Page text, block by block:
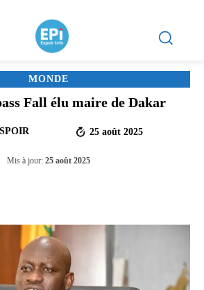
MONDE
Fall élu maire de Dakar
25 août 2025
Mis à jour: 25 août 2025